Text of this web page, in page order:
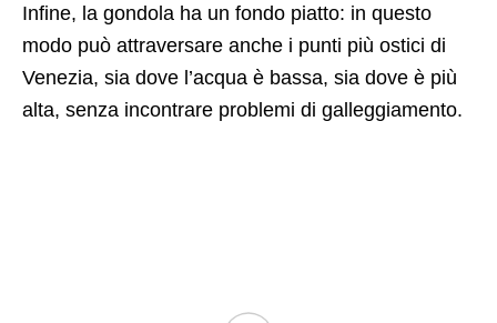
Infine, la gondola ha un fondo piatto: in questo
modo può attraversare anche i punti più ostici di
Venezia, sia dove l’acqua è bassa, sia dove è più
alta, senza incontrare problemi di galleggiamento.